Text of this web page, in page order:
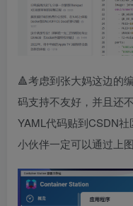
🔺考虑到张大妈这边的
码支持不友好，并且还
YAML代码贴到CSDN
小伙伴一定可以通过上